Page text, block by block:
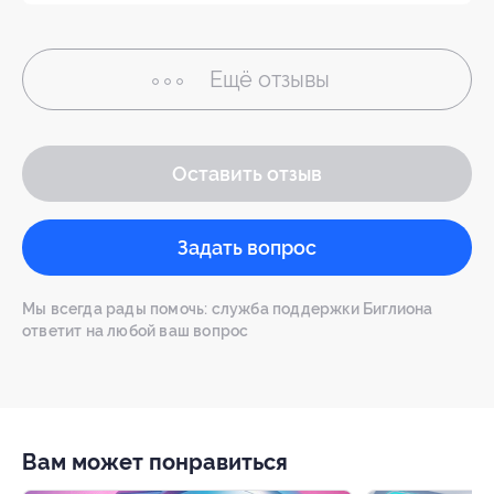
Ещё отзывы
Оставить отзыв
Задать вопрос
Мы всегда рады помочь: служба поддержки Биглиона
ответит на любой ваш вопрос
Вам может понравиться